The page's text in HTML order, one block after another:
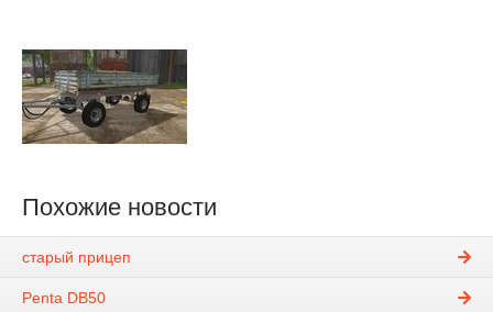
Похожие новости
cтарый прицеп
Penta DB50